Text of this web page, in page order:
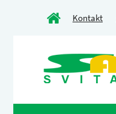
Kontakt